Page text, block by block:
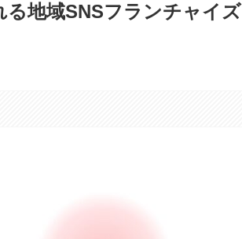
地域SNSフランチャイズ